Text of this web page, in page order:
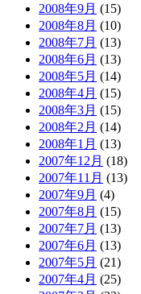
2008年9月 (15)
2008年8月 (10)
2008年7月 (13)
2008年6月 (13)
2008年5月 (14)
2008年4月 (15)
2008年3月 (15)
2008年2月 (14)
2008年1月 (13)
2007年12月 (18)
2007年11月 (13)
2007年9月 (4)
2007年8月 (15)
2007年7月 (13)
2007年6月 (13)
2007年5月 (21)
2007年4月 (25)